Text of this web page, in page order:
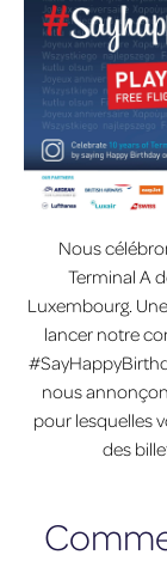
Nous
Terminal A
Luxembourg.
lancer notre
nous
pour lesquelles
des